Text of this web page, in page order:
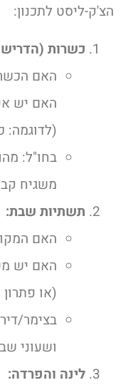
הצ'ק-ליסט לתכנון:
כשרות
האם
האם יש
(לדוגמה:
בחו"ל:
משגיח
תשתיות שבת:
האם
האם יש
(או
בצימר/
ושעוני
לינה והפרדה: